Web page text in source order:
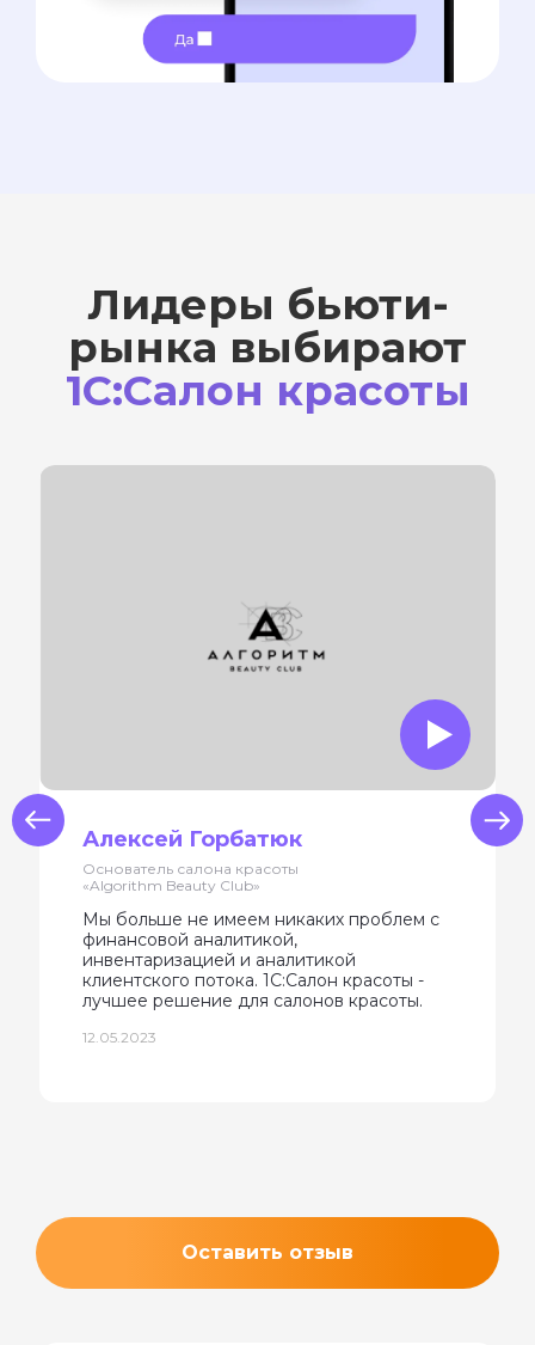
Лидеры бьюти-
рынка выбирают
1С:Салон красоты
Алексей Горбатюк
Основатель салона красоты
«Algorithm Beauty Club»
Мы больше не имеем никаких проблем с
финансовой аналитикой,
инвентаризацией и аналитикой
клиентского потока. 1С:Салон красоты -
лучшее решение для салонов красоты.
12.05.2023
Оставить отзыв